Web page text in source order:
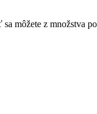
môžete z množstva